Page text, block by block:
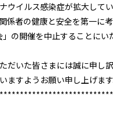
ウイルス感染症が拡大して
係者の健康と安全を第一に考
」の開催を中止することにい
だいた皆さまには誠に申し
ますようお願い申し上げます